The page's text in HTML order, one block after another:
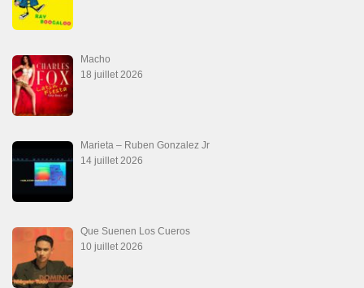
Macho
18 juillet 2026
Marieta – Ruben Gonzalez Jr
14 juillet 2026
Que Suenen Los Cueros
10 juillet 2026